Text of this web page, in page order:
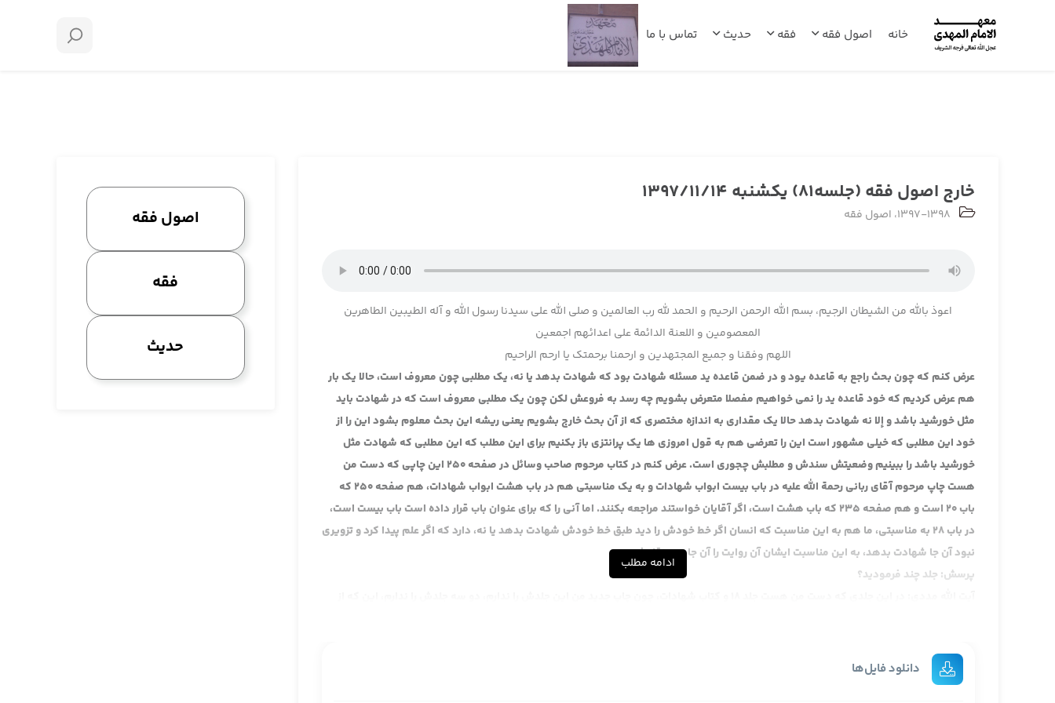
خانه اصول فقه فقه حدیث تماس با ما
خارج اصول فقه (جلسه81) یکشنبه 1397/11/14
1397-1398، اصول فقه
اعوذ بالله من الشیطان الرجیم، بسم الله الرحمن الرحیم و الحمد لله رب العالمین و صلی الله علی سیدنا رسول الله و آله الطیبین الطاهرین
المعصومین و اللعنة الدائمة علی اعدائهم اجمعین
اللهم وفقنا و جمیع المجتهدین و ارحمنا برحمتک یا ارحم الراحیم
عرض کنم که چون بحث راجع به قاعده یود و در ضمن قاعده ید مسئله شهادت بود که شهادت بدهد یا نه، یک مطلبی چون معروف است، حالا یک بار
هم عرض کردیم که خود قاعده ید را نمی خواهیم مفصلا متعرض بشویم چه رسد به فروعش لکن چون یک مطلبی معروف است که در شهادت باید
مثل خورشید باشد و إلا نه شهادت بدهد حالا یک مقداری به اندازه مختصری که از آن بحث خارج بشویم یعنی ریشه این بحث معلوم بشود این را از
خود این مطلبی که خیلی مشهور است این را تعرضی هم به قول امروزی ها یک پرانتزی باز بکنیم برای این مطلب که این مطلبی که شهادت مثل
خورشید باشد را ببینیم وضعیتش سندش و مطلبش چجوری است. عرض کنم در کتاب مرحوم صاحب وسائل در صفحه 250 این چاپی که دست من
هست چاپ مرحوم آقای ربانی رحمة الله علیه در باب بیست ابواب شهادات و به یک مناسبتی هم در باب هشت ابواب شهادات، هم صفحه 250 که
باب 20 است و هم صفحه 235 که باب هشت است، اگر آقایان خواستند مراجعه بکنند. اما آنی را که برای عنوان باب قرار داده است باب بیست است،
در باب 28 به مناسبتی، ما هم به این مناسبت که انسان اگر خط خودش را دید طبق خط خودش شهادت بدهد یا نه، دارد که اگر علم پیدا کرد و تزویری
نبود آن جا شهادت بدهد، به این مناسبت ایشان آن روایت را آن جا هم نقل فرموده.
پرسش: جلد چند فرمودید؟
محمد بن يعقوب، عن عدة من أصحابنا
همین روایت را هم بعینه در باب هشتم آورده لکن به عنوان عنهم عن احمد
ادامه مطلب
دانلود فایل‌ها
اصول فقه
فقه
حدیث